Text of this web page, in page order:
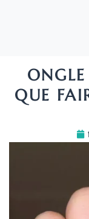
QUE